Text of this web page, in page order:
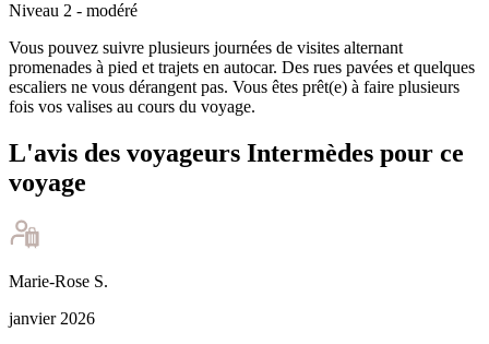
Niveau 2 - modéré
Vous pouvez suivre plusieurs journées de visites alternant
promenades à pied et trajets en autocar. Des rues pavées et quelques
escaliers ne vous dérangent pas. Vous êtes prêt(e) à faire plusieurs
fois vos valises au cours du voyage.
L'avis des voyageurs Intermèdes pour ce
voyage
Marie-Rose S.
janvier 2026